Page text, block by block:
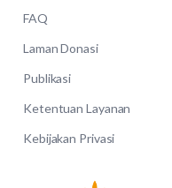
FAQ
Laman Donasi
Publikasi
Ketentuan Layanan
Kebijakan Privasi